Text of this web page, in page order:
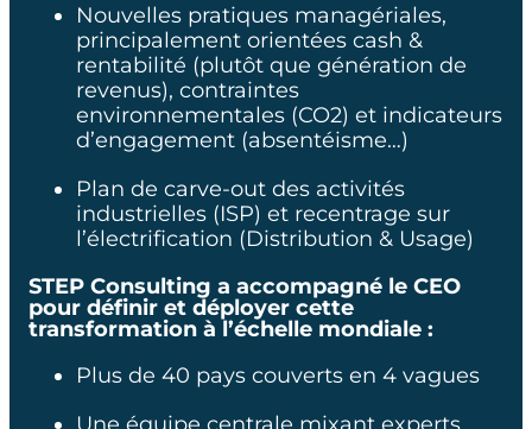
SAVOIR FAIRE
Corporate
ÉLÉMENTS CLÉS
EBITDA du group : x 1.7
Nouvelles pratiques managériales,
principalement orientées cash &
rentabilité (plutôt que génération de
revenus), contraintes
environnementales (CO2) et indicateurs
d’engagement (absentéisme…)
Plan de carve-out des activités
industrielles (ISP) et recentrage sur
l’électrification (Distribution & Usage)
STEP Consulting a accompagné le CEO
pour définir et déployer cette
transformation à l’échelle mondiale :
Plus de 40 pays couverts en 4 vagues